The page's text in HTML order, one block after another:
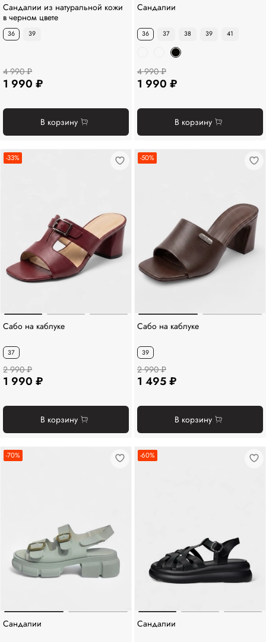
Сандалии из натуральной кожи
в черном цвете
36 39
4 990 ₽
1 990 ₽
В корзину
Сандалии
36 37 38 39 41
4 990 ₽
1 990 ₽
В корзину
-33%
Сабо на каблуке
37
2 990 ₽
1 990 ₽
В корзину
-50%
Сабо на каблуке
39
2 990 ₽
1 495 ₽
В корзину
-70%
Сандалии
-60%
Сандалии